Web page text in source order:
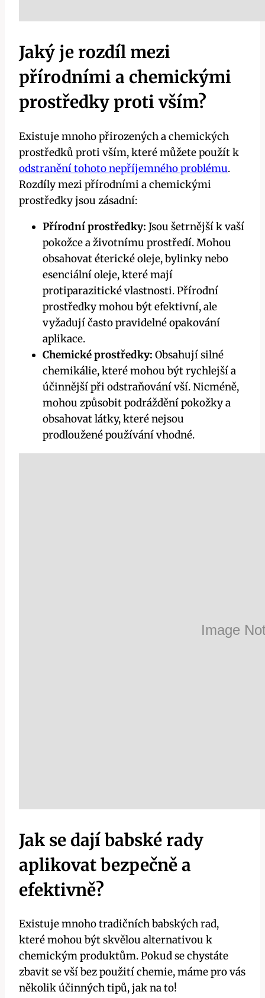
Jaký je rozdíl ‌mezi
přírodními a chemickými
prostředky proti vším?
Existuje mnoho přirozených a chemických
prostředků proti⁤ vším, které můžete použít k
odstranění tohoto nepříjemného problému.
Rozdíly mezi přírodními a chemickými
prostředky jsou zásadní:
Přírodní⁣ prostředky: Jsou šetrnější k vaší
​pokožce a ​životnímu prostředí. Mohou
obsahovat ⁣éterické⁢ oleje, bylinky nebo
esenciální oleje, které mají
protiparazitické vlastnosti. Přírodní
prostředky mohou být efektivní, ale
vyžadují často pravidelné opakování
aplikace.
Chemické prostředky: Obsahují silné
chemikálie, které ‍mohou⁣ být ​rychlejší a
účinnější při odstraňování vší.⁤ Nicméně,
mohou způsobit podráždění pokožky a
obsahovat látky, které nejsou
prodloužené používání vhodné.
Jak⁤ se dají babské rady
aplikovat bezpečně a
‌efektivně?
⁢Existuje mnoho⁣ tradičních babských rad,
které mohou být skvělou alternativou k
chemickým produktům. Pokud se chystáte
zbavit se vší bez použití chemie, máme pro ⁤vás
několik účinných tipů, jak na to!